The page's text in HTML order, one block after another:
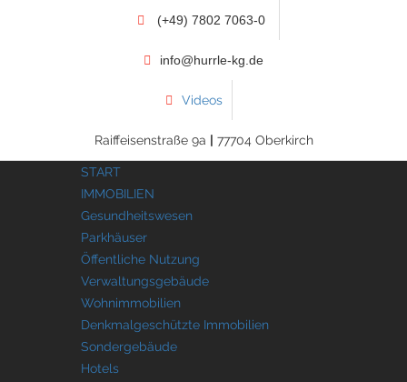
(+49) 7802 7063-0
info@hurrle-kg.de
Videos
Raiffeisenstraße 9a | 77704 Oberkirch
START
IMMOBILIEN
Gesundheitswesen
Parkhäuser
Öffentliche Nutzung
Verwaltungsgebäude
Wohnimmobilien
Denkmalgeschützte Immobilien
Sondergebäude
Hotels